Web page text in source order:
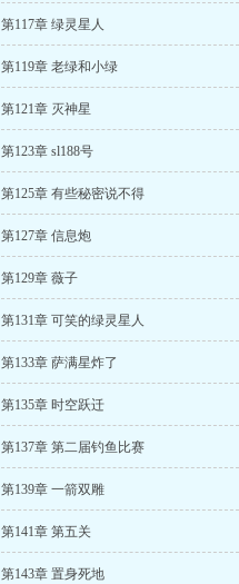
第117章 绿灵星人
第119章 老绿和小绿
第121章 灭神星
第123章 sl188号
第125章 有些秘密说不得
第127章 信息炮
第129章 薇子
第131章 可笑的绿灵星人
第133章 萨满星炸了
第135章 时空跃迁
第137章 第二届钓鱼比赛
第139章 一箭双雕
第141章 第五关
第143章 置身死地